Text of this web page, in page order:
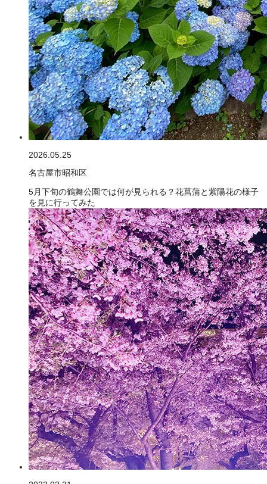
2026.05.25
名古屋市昭和区
5月下旬の鶴舞公園では何が見られる？花菖蒲と紫陽花の様子
を見に行ってみた